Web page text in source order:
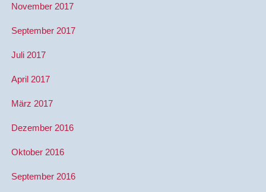
November 2017
September 2017
Juli 2017
April 2017
März 2017
Dezember 2016
Oktober 2016
September 2016